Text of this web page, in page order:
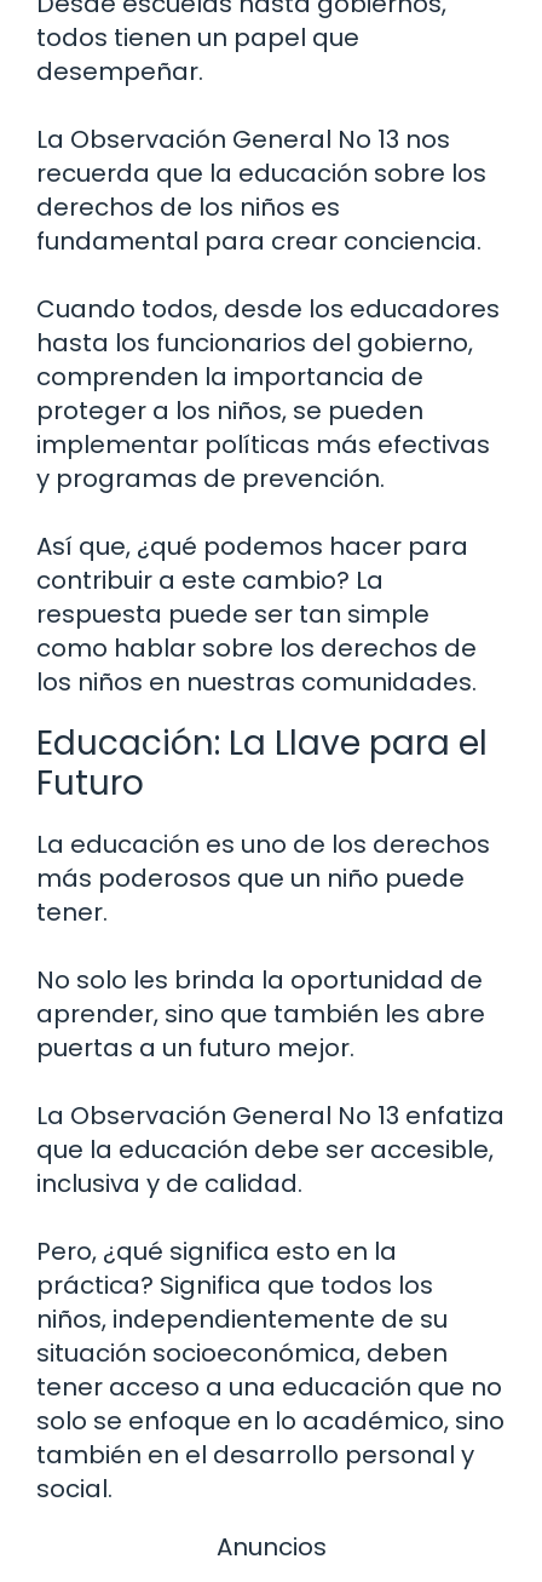
todos tienen un papel que
desempeñar.
La Observación General No 13 nos
recuerda que la educación sobre los
derechos de los niños es
fundamental para crear conciencia.
Cuando todos, desde los educadores
hasta los funcionarios del gobierno,
comprenden la importancia de
proteger a los niños, se pueden
implementar políticas más efectivas
y programas de prevención.
Así que, ¿qué podemos hacer para
contribuir a este cambio? La
respuesta puede ser tan simple
como hablar sobre los derechos de
los niños en nuestras comunidades.
Educación: La Llave para el
Futuro
La educación es uno de los derechos
más poderosos que un niño puede
tener.
No solo les brinda la oportunidad de
aprender, sino que también les abre
puertas a un futuro mejor.
La Observación General No 13 enfatiza
que la educación debe ser accesible,
inclusiva y de calidad.
Pero, ¿qué significa esto en la
práctica? Significa que todos los
niños, independientemente de su
situación socioeconómica, deben
tener acceso a una educación que no
solo se enfoque en lo académico, sino
también en el desarrollo personal y
social.
Anuncios